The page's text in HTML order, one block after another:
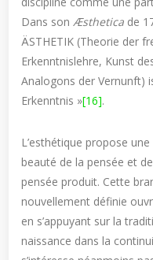
Dans son Æsthetica de
ÄSTHETIK (Theorie der
Erkenntnislehre, Kunst
Analogons der Vernunft)
Erkenntnis »[16].
L’esthétique propose
beauté de la pensée et
pensée produit. Cette
nouvellement définie
en s’appuyant sur la
naissance dans la